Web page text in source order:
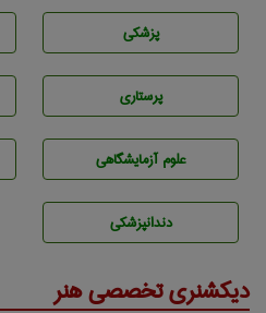
پزشكی
پرستاری
علوم آزمايشگاهی
دندانپزشكی
دیکشنری تخصصی هنر